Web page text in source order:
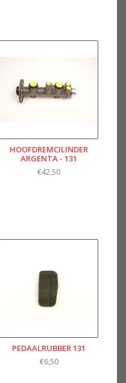
HOOFDREMCILINDER
ARGENTA - 131
€42,50
PEDAALRUBBER 131
€6,50